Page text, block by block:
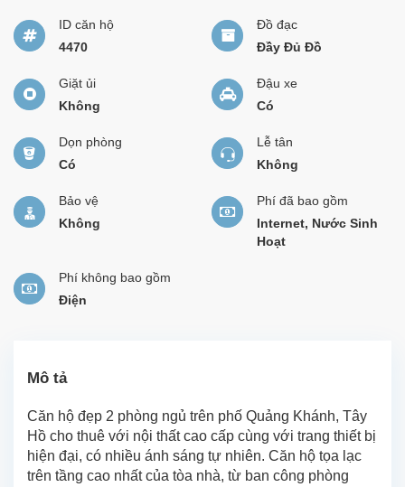
ID căn hộ
4470
Đồ đạc
Đầy Đủ Đồ
Giặt ủi
Không
Đậu xe
Có
Dọn phòng
Có
Lễ tân
Không
Bảo vệ
Không
Phí đã bao gồm
Internet, Nước Sinh
Hoạt
Phí không bao gồm
Điện
Mô tả
Căn hộ đẹp 2 phòng ngủ trên phố Quảng Khánh, Tây
Hồ cho thuê với nội thất cao cấp cùng với trang thiết bị
hiện đại, có nhiều ánh sáng tự nhiên. Căn hộ tọa lạc
trên tầng cao nhất của tòa nhà, từ ban công phòng